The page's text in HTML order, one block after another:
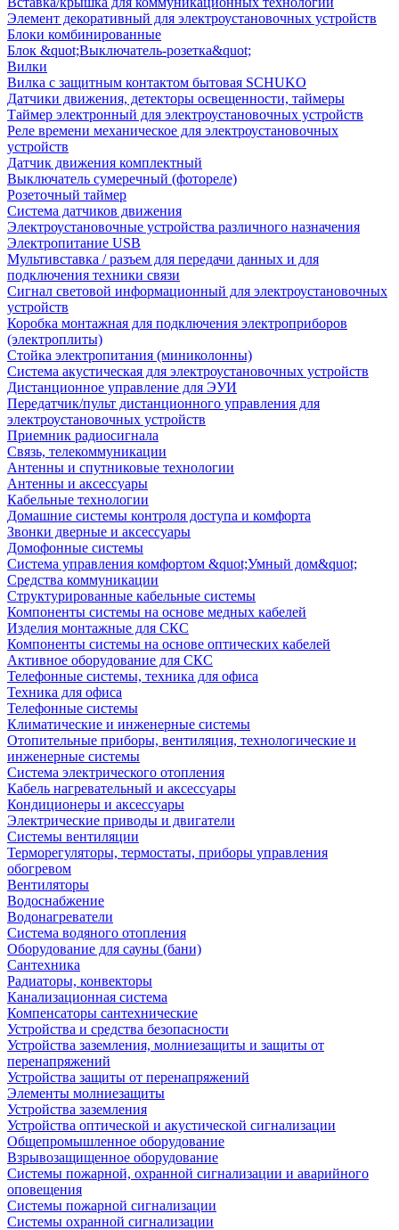
Элемент декоративный для электроустановочных устройств
Блоки комбинированные
Блок &quot;Выключатель-розетка&quot;
Вилки
Вилка с защитным контактом бытовая SCHUKO
Датчики движения, детекторы освещенности, таймеры
Таймер электронный для электроустановочных устройств
Реле времени механическое для электроустановочных
устройств
Датчик движения комплектный
Выключатель сумеречный (фотореле)
Розеточный таймер
Система датчиков движения
Электроустановочные устройства различного назначения
Электропитание USB
Мультивставка / разъем для передачи данных и для
подключения техники связи
Сигнал световой информационный для электроустановочных
устройств
Коробка монтажная для подключения электроприборов
(электроплиты)
Стойка электропитания (миниколонны)
Система акустическая для электроустановочных устройств
Дистанционное управление для ЭУИ
Передатчик/пульт дистанционного управления для
электроустановочных устройств
Приемник радиосигнала
Связь, телекоммуникации
Антенны и спутниковые технологии
Антенны и аксессуары
Кабельные технологии
Домашние системы контроля доступа и комфорта
Звонки дверные и аксессуары
Домофонные системы
Система управления комфортом &quot;Умный дом&quot;
Средства коммуникации
Структурированные кабельные системы
Компоненты системы на основе медных кабелей
Изделия монтажные для СКС
Компоненты системы на основе оптических кабелей
Активное оборудование для СКС
Телефонные системы, техника для офиса
Техника для офиса
Телефонные системы
Климатические и инженерные системы
Отопительные приборы, вентиляция, технологические и
инженерные системы
Система электрического отопления
Кабель нагревательный и аксессуары
Кондиционеры и аксессуары
Электрические приводы и двигатели
Системы вентиляции
Терморегуляторы, термостаты, приборы управления
обогревом
Вентиляторы
Водоснабжение
Водонагреватели
Система водяного отопления
Оборудование для сауны (бани)
Сантехника
Радиаторы, конвекторы
Канализационная система
Компенсаторы сантехнические
Устройства и средства безопасности
Устройства заземления, молниезащиты и защиты от
перенапряжений
Устройства защиты от перенапряжений
Элементы молниезащиты
Устройства заземления
Устройства оптической и акустической сигнализации
Общепромышленное оборудование
Взрывозащищенное оборудование
Системы пожарной, охранной сигнализации и аварийного
оповещения
Системы пожарной сигнализации
Системы охранной сигнализации